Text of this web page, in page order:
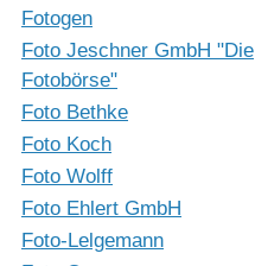
Fotogen
Foto Jeschner GmbH "Die
Fotobörse"
Foto Bethke
Foto Koch
Foto Wolff
Foto Ehlert GmbH
Foto-Lelgemann